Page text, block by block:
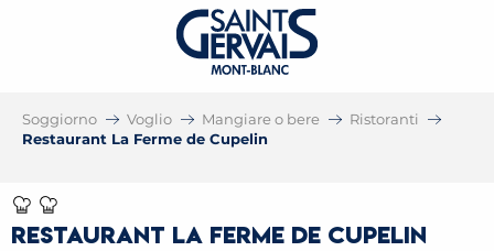
Soggiorno Voglio Mangiare o bere
Ristoranti
Restaurant La Ferme de Cupelin
Restaurant La Ferme de Cupelin